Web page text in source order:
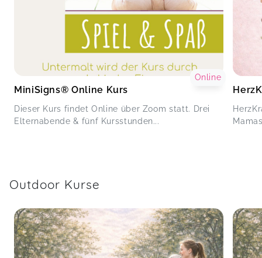
MiniSigns® Online Kurs
Dieser Kurs findet Online über Zoom statt. Drei
Elternabende & fünf Kursstunden...
Online
Outdoor Kurse